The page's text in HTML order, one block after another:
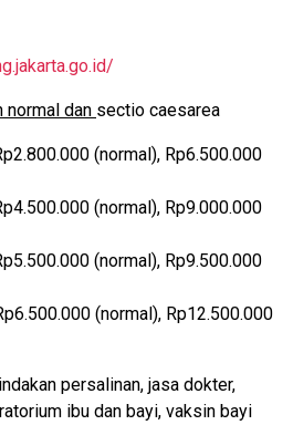
normal dan sectio caesarea
(normal), Rp6.500.000
(normal), Rp9.000.000
(normal), Rp9.500.000
(normal), Rp12.500.000
persalinan, jasa dokter,
ibu dan bayi, vaksin bayi